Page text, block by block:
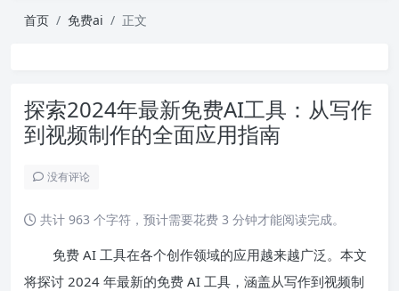
首页 免费ai 正文
探索2024年最新免费AI工具：从写作
到视频制作的全面应用指南
没有评论
共计 963 个字符，预计需要花费 3 分钟才能阅读完成。
免费 AI 工具在各个创作领域的应用越来越广泛。本文
将探讨 2024 年最新的免费 AI 工具，涵盖从写作到视频制